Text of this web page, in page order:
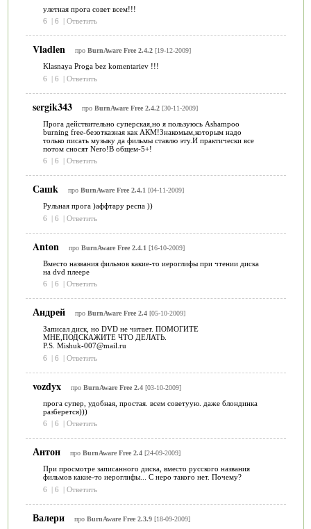
улетная прога совет всем!!!
6
| 6 | Ответить
Vladlen про BurnAware Free 2.4.2[19-12-2009]
Klasnaya Proga bez komentariev !!!
6
| 6 | Ответить
sergik343 про BurnAware Free 2.4.2[30-11-2009]
Прога действительно суперская,но я пользуюсь Ashampoo
burning free-безотказная как АКМ!Знакомым,которым надо
только писать музыку да фильмы ставлю эту.И практически все
потом сносят Nero!В общем-5+!
6
| 6 | Ответить
Сашk про BurnAware Free 2.4.1 [04-11-2009]
Рульная прога )аффтару респа ))
6
| 6 | Ответить
Anton про BurnAware Free 2.4.1 [16-10-2009]
Вместо названия фильмов какие-то иероглифы при чтении диска
на dvd плеере
6
| 6 | Ответить
Андрей про BurnAware Free 2.4[05-10-2009]
Записал диск, но DVD не читает. ПОМОГИТЕ
МНЕ,ПОДСКАЖИТЕ ЧТО ДЕЛАТЬ.
P.S. Mishuk-007@mail.ru
6
| 6 | Ответить
vozdyx про BurnAware Free 2.4[03-10-2009]
прога супер, удобная, простая. всем советуую. даже блондинка
разберется)))
6
| 6 | Ответить
Антон про BurnAware Free 2.4[24-09-2009]
При просмотре записанного диска, вместо русского названия
фильмов какие-то иероглифы... С неро такого нет. Почему?
6
| 6 | Ответить
Валери про BurnAware Free 2.3.9[18-09-2009]